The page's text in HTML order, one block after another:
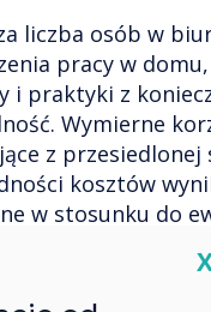
liczba osób w
pracy w
i praktyki z
Wymierne
z przesiedlonej
kosztów
w stosunku do
dla personelu
zrównoważonym